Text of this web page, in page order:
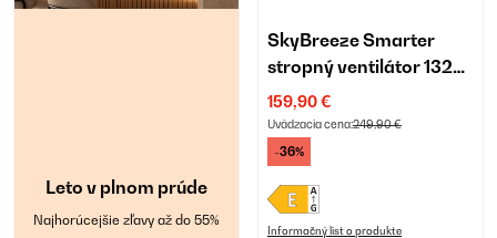
Leto v plnom prúde
Najhorúcejšie zľavy až do 55%
SkyBreeze Smarter
stropný ventilátor 132
cm | 27 W | so svetlom
159,90 €
Uvádzacia cena:249,90 €
-36%
Informačný list o produkte